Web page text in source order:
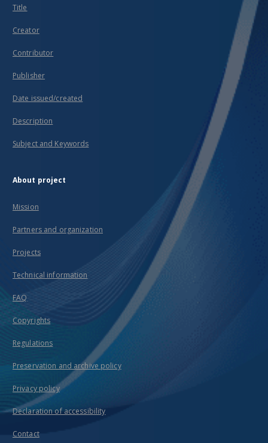
Title
Creator
Contributor
Publisher
Date issued/created
Description
Subject and Keywords
About project
Mission
Partners and organization
Projects
Technical information
FAQ
Copyrights
Regulations
Preservation and archive policy
Privacy policy
Declaration of accessibility
Contact